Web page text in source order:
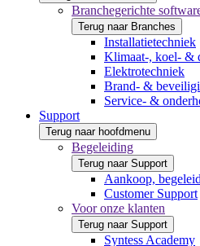
Branchegerichte
Terug naar Branches
Installatietechniek
Klimaat-, koel- &
Elektrotechniek
Brand- &
Service- &
Support
Terug naar hoofdmenu
Begeleiding
Terug naar Support
Aankoop,
Customer Support
Voor onze klanten
Terug naar Support
Syntess Academy